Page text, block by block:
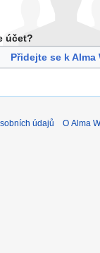
účet?
Přidejte se k Alma
údajů O Alma